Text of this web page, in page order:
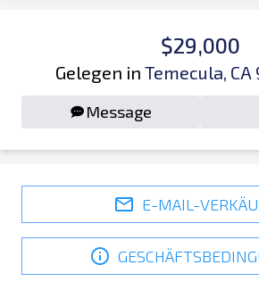
$29,000
Gelegen in Temecula, CA
Message
E-MAIL-